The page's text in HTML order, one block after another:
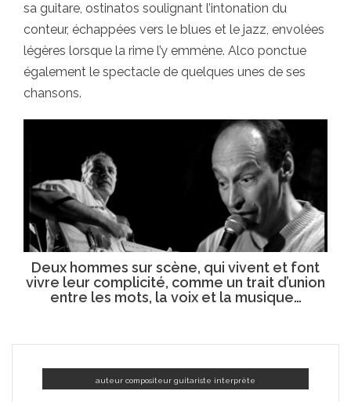
sa guitare, ostinatos soulignant l’intonation du
conteur, échappées vers le blues et le jazz, envolées
légères lorsque la rime l’y emmène. Alco ponctue
également le spectacle de quelques unes de ses
chansons.
Deux hommes sur scène, qui vivent et font
vivre leur complicité, comme un trait d’union
entre les mots, la voix et la musique…
auteur compositeur guitariste interprète